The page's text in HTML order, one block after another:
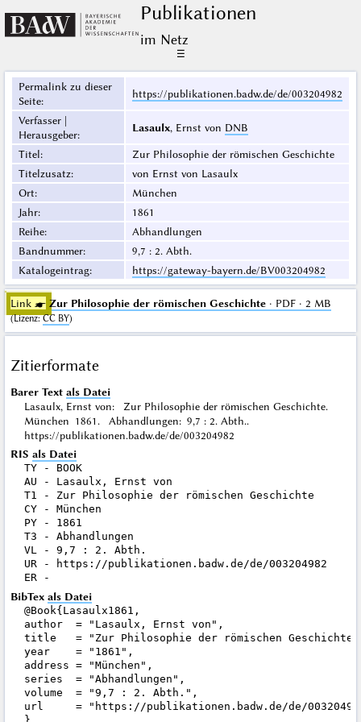
Publikationen
im Netz
☰
Permalink zu dieser
Seite:
https://publikationen.badw.de/de/003204982
Verfasser |
Herausgeber:
Lasaulx, Ernst von DNB
Titel:
Zur Philosophie der römischen Geschichte
Titelzusatz:
von Ernst von Lasaulx
Ort:
München
Jahr:
1861
Reihe:
Abhandlungen
Bandnummer:
9,7 : 2. Abth.
Katalogeintrag: https://gateway-bayern.de/BV003204982
Link ☛ Zur Philosophie der römischen Geschichte· PDF · 2 MB
(Lizenz:CC BY)
Zitierformate
Barer Text als Datei
Lasaulx, Ernst von: Zur Philosophie der römischen Geschichte.
München 1861. Abhandlungen: 9,7 : 2. Abth..
https://publikationen.badw.de/de/003204982
RIS als Datei
TY - BOOK
AU - Lasaulx, Ernst von
T1 - Zur Philosophie der römischen Geschichte
CY - München
PY - 1861
T3 - Abhandlungen
VL - 9,7 : 2. Abth.
UR - https://publikationen.badw.de/de/003204982
BibTex als Datei
@Book{Lasaulx1861,
author  = "Lasaulx, Ernst von",
title   = "Zur Philosophie der römischen
year    = "1861",
address = "München",
series  = "Abhandlungen",
volume  = "9,7 : 2. Abth.",
url     = "https://publikationen.badw.de/de/